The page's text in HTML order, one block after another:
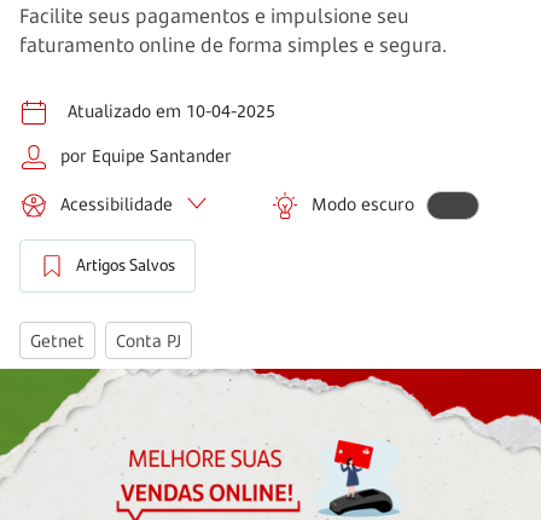
Facilite seus pagamentos e impulsione seu
faturamento online de forma simples e segura.
Atualizado em 10-04-2025
por Equipe Santander
Acessibilidade Modo escuro
Artigos Salvos
Getnet Conta PJ